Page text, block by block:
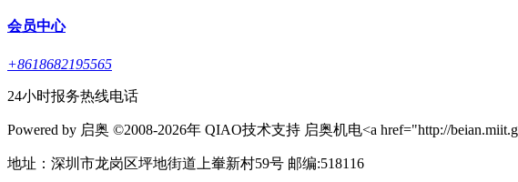
会员中心
+8618682195565
24小时报务热线电话
Powered by 启奥 ©2008-2026年 QIAO技术支持 启奥机电<a href="http://
地址：深圳市龙岗区坪地街道上輋新村59号 邮编:518116